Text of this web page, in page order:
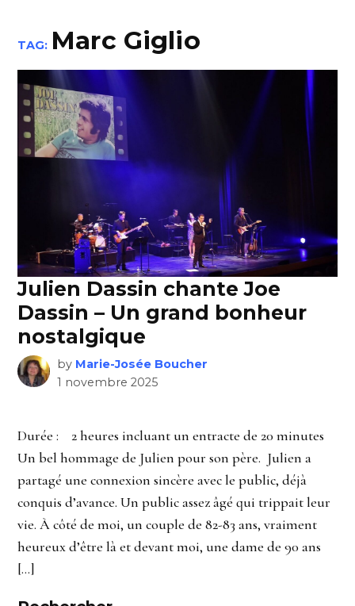
TAG: Marc Giglio
Julien Dassin chante Joe
Dassin – Un grand bonheur
nostalgique
by Marie-Josée Boucher
1 novembre 2025
Durée : 2 heures incluant un entracte de 20 minutes
Un bel hommage de Julien pour son père. Julien a
partagé une connexion sincère avec le public, déjà
conquis d’avance. Un public assez âgé qui trippait leur
vie. À côté de moi, un couple de 82-83 ans, vraiment
heureux d’être là et devant moi, une dame de 90 ans
[…]